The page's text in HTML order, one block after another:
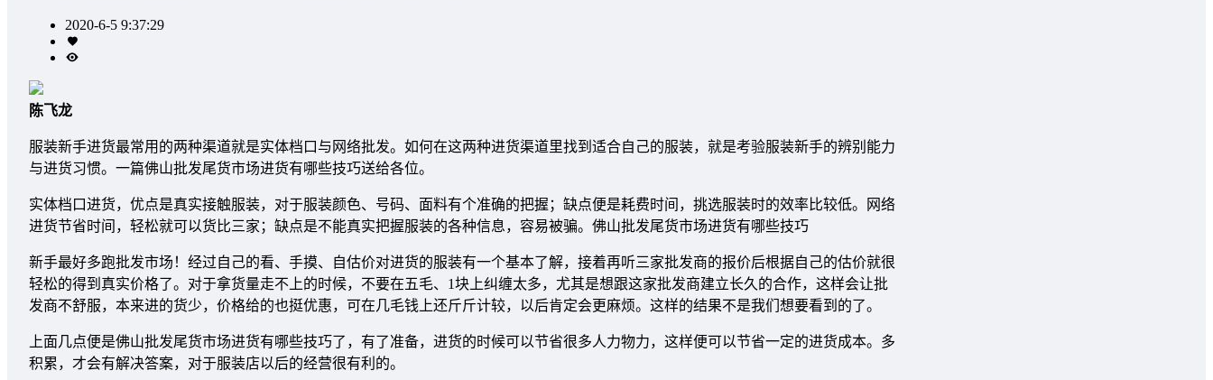
2020-6-5 9:37:29
陈飞龙
服装新手进货最常用的两种渠道就是实体档口与网络批发。如何在这两种进货渠道里找到适合自己的服装，就是考验服装新手的辨别能力
与进货习惯。一篇佛山批发尾货市场进货有哪些技巧送给各位。
实体档口进货，优点是真实接触服装，对于服装颜色、号码、面料有个准确的把握；缺点便是耗费时间，挑选服装时的效率比较低。网络
进货节省时间，轻松就可以货比三家；缺点是不能真实把握服装的各种信息，容易被骗。佛山批发尾货市场进货有哪些技巧
新手最好多跑批发市场！经过自己的看、手摸、自估价对进货的服装有一个基本了解，接着再听三家批发商的报价后根据自己的估价就很
轻松的得到真实价格了。对于拿货量走不上的时候，不要在五毛、1块上纠缠太多，尤其是想跟这家批发商建立长久的合作，这样会让批
发商不舒服，本来进的货少，价格给的也挺优惠，可在几毛钱上还斤斤计较，以后肯定会更麻烦。这样的结果不是我们想要看到的了。
上面几点便是佛山批发尾货市场进货有哪些技巧了，有了准备，进货的时候可以节省很多人力物力，这样便可以节省一定的进货成本。多
积累，才会有解决答案，对于服装店以后的经营很有利的。